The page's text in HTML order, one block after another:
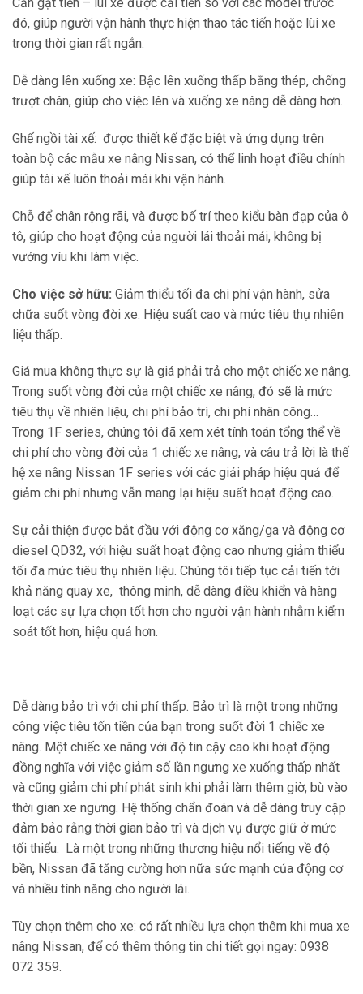
Cần gạt tiến – lùi xe được cải tiến so với các model trước
đó, giúp người vận hành thực hiện thao tác tiến hoặc lùi xe
trong thời gian rất ngắn.
Dễ dàng lên xuống xe: Bậc lên xuống thấp bằng thép, chống
trượt chân, giúp cho việc lên và xuống xe nâng dễ dàng hơn.
Ghế ngồi tài xế: được thiết kế đặc biệt và ứng dụng trên
toàn bộ các mẫu xe nâng Nissan, có thể linh hoạt điều chỉnh
giúp tài xế luôn thoải mái khi vận hành.
Chỗ để chân rộng rãi, và được bố trí theo kiểu bàn đạp của ô
tô, giúp cho hoạt động của người lái thoải mái, không bị
vướng víu khi làm việc.
Cho việc sở hữu: Giảm thiểu tối đa chi phí vận hành, sửa
chữa suốt vòng đời xe. Hiệu suất cao và mức tiêu thụ nhiên
liệu thấp.
Giá mua không thực sự là giá phải trả cho một chiếc xe nâng.
Trong suốt vòng đời của một chiếc xe nâng, đó sẽ là mức
tiêu thụ về nhiên liệu, chi phí bảo trì, chi phí nhân công…
Trong 1F series, chúng tôi đã xem xét tính toán tổng thể về
chi phí cho vòng đời của 1 chiếc xe nâng, và câu trả lời là thế
hệ xe nâng Nissan 1F series với các giải pháp hiệu quả để
giảm chi phí nhưng vẫn mang lại hiệu suất hoạt động cao.
Sự cải thiện được bắt đầu với động cơ xăng/ga và động cơ
diesel QD32, với hiệu suất hoạt động cao nhưng giảm thiểu
tối đa mức tiêu thụ nhiên liệu. Chúng tôi tiếp tục cải tiến tới
khả năng quay xe, thông minh, dễ dàng điều khiển và hàng
loạt các sự lựa chọn tốt hơn cho người vận hành nhằm kiểm
soát tốt hơn, hiệu quả hơn.
Dễ dàng bảo trì với chi phí thấp. Bảo trì là một trong những
công việc tiêu tốn tiền của bạn trong suốt đời 1 chiếc xe
nâng. Một chiếc xe nâng với độ tin cậy cao khi hoạt động
đồng nghĩa với việc giảm số lần ngưng xe xuống thấp nhất
và cũng giảm chi phí phát sinh khi phải làm thêm giờ, bù vào
thời gian xe ngưng. Hệ thống chẩn đoán và dễ dàng truy cập
đảm bảo rằng thời gian bảo trì và dịch vụ được giữ ở mức
tối thiểu. Là một trong những thương hiệu nổi tiếng về độ
bền, Nissan đã tăng cường hơn nữa sức mạnh của động cơ
và nhiều tính năng cho người lái.
Tùy chọn thêm cho xe: có rất nhiều lựa chọn thêm khi mua xe
nâng Nissan, để có thêm thông tin chi tiết gọi ngay: 0938
072 359.